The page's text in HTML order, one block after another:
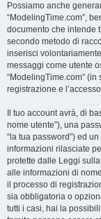
Possiamo anche
“ModelingTime.com”,
documento che intende
secondo metodo di
inserisci
messaggi come utente
“ModelingTime.com” (in
registrazione e
Il tuo account avrà, di
nome utente”), una
“la tua password”) ed
informazioni rilasciate
protette dalle Leggi
alle informazioni di
il processo di
sia obbligatoria o
tutti i casi, hai la